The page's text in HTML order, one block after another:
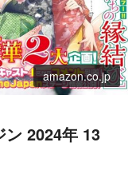
amazon.co.jp